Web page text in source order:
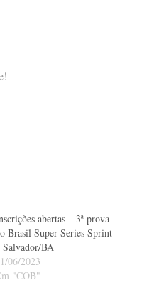
abertas – 3ª prova
Brasil Super Series Sprint
Salvador/BA
06/2023
"COB"